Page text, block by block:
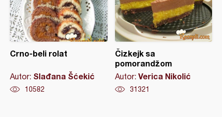
Crno-beli rolat
Autor: Slađana Šćekić
10582
Čizkejk sa
pomorandžom
Autor: Verica Nikolić
31321